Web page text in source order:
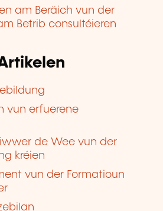
am Beräich vun der
Betrib consultéieren
vun erfuerene
de Wee vun der
kréien
vun der Formatioun